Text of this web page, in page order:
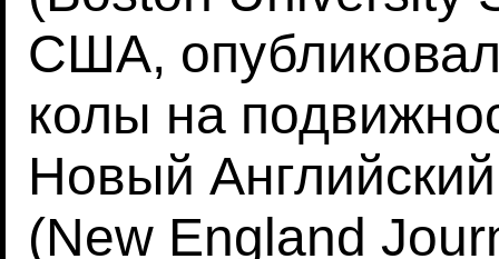
США,
колы на
Новый
(New England